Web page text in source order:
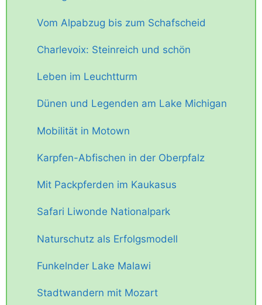
Vom Alpabzug bis zum Schafscheid
Charlevoix: Steinreich und schön
Leben im Leuchtturm
Dünen und Legenden am Lake Michigan
Mobilität in Motown
Karpfen-Abfischen in der Oberpfalz
Mit Packpferden im Kaukasus
Safari Liwonde Nationalpark
Naturschutz als Erfolgsmodell
Funkelnder Lake Malawi
Stadtwandern mit Mozart